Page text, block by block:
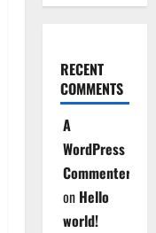
RECENT
COMMENTS
A
WordPress
Commenter
on Hello
world!